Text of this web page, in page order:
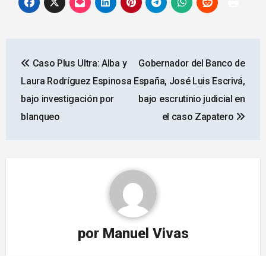
de
entradas
Caso Plus Ultra: Alba y
Laura Rodríguez Espinosa
bajo investigación por
blanqueo
Gobernador del Banco de
España, José Luis Escrivá,
bajo escrutinio judicial en
el caso Zapatero
por Manuel Vivas